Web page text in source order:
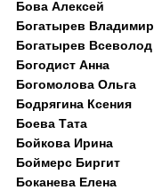
Бова Алексей
Богатырев Владимир
Богатырев Всеволод
Богодист Анна
Богомолова Ольга
Бодрягина Ксения
Боева Тата
Бойкова Ирина
Боймерс Биргит
Боканева Елена